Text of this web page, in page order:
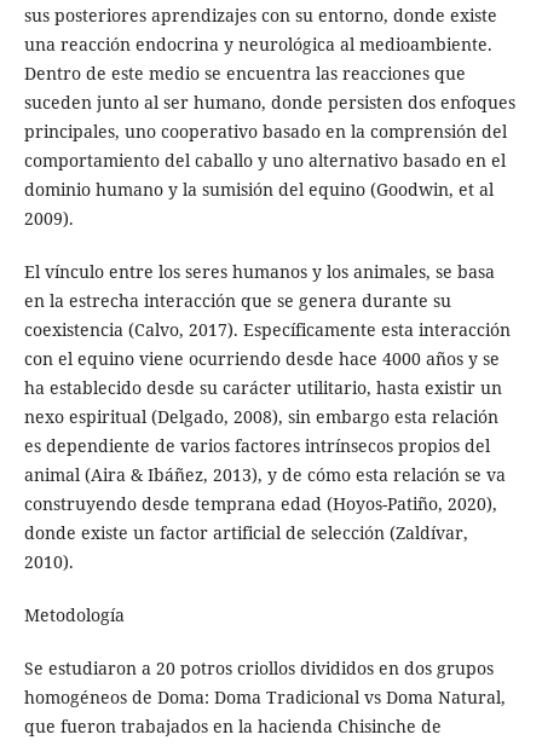
sus posteriores aprendizajes con su entorno, donde existe
una reacción endocrina y neurológica al medioambiente.
Dentro de este medio se encuentra las reacciones que
suceden junto al ser humano, donde persisten dos enfoques
principales, uno cooperativo basado en la comprensión del
comportamiento del caballo y uno alternativo basado en el
dominio humano y la sumisión del equino (Goodwin, et al
2009).
El vínculo entre los seres humanos y los animales, se basa
en la estrecha interacción que se genera durante su
coexistencia (Calvo, 2017). Específicamente esta interacción
con el equino viene ocurriendo desde hace 4000 años y se
ha establecido desde su carácter utilitario, hasta existir un
nexo espiritual (Delgado, 2008), sin embargo esta relación
es dependiente de varios factores intrínsecos propios del
animal (Aira & Ibáñez, 2013), y de cómo esta relación se va
construyendo desde temprana edad (Hoyos-Patiño, 2020),
donde existe un factor artificial de selección (Zaldívar,
2010).
Metodología
Se estudiaron a 20 potros criollos divididos en dos grupos
homogéneos de Doma: Doma Tradicional vs Doma Natural,
que fueron trabajados en la hacienda Chisinche de